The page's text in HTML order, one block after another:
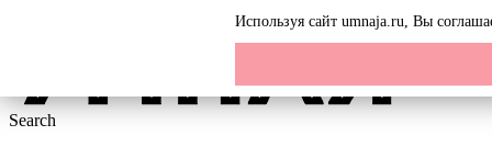
Search
Используя сайт umnaja.ru, Вы